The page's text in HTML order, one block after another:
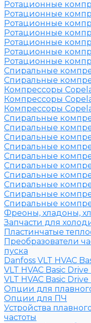
Ротационные
Ротационные
Ротационные
Ротационные
Ротационные
Ротационные
Ротационные
Спиральные
Спиральные
Компрессоры
Компрессоры
Компрессоры
Спиральные
Спиральные
Спиральные
Спиральные
Спиральные
Спиральные
Спиральные
Спиральные
Спиральные
Спиральные
Фреоны, хладоны,
Запчасти для
Пластинчатые
Преобразователи
пуска
Danfoss VLT HVAC
VLT HVAC Basic Drive
VLT HVAC Basic Drive
Опции для
Опции для ПЧ
Устройства
частоты